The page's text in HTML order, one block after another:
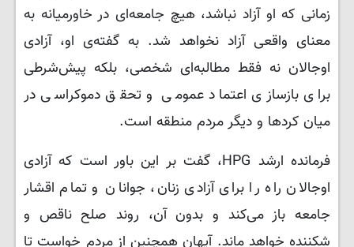
زمانی که او آزاد نباشد، هیچ جامعه‌ای در خاورمیانه به
معنای واقعی آزاد نخواهد شد. به گفته‌ی او، آزادی
اوجالان نه فقط مطالبه‌ای شخصی، بلکه پیش‌شرطی
برای بازسازی اعتماد عمومی و تحقق دموکراسی در
میان کردها و دیگر مردم منطقه است.
فرمانده ارشد HPG، گفت بر این باور است که آزادی
اوجالان راه را برای آزادی زنان، جوانان و تمام اقشار
جامعه باز می‌کند و بدون آن، روند صلح ناقص و
شکننده خواهد ماند. آیهان همچنین از مردم خواست تا